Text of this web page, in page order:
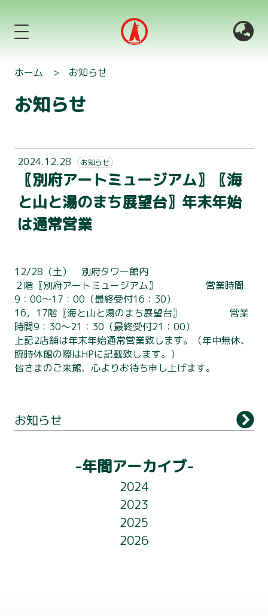
利用案内
観 光
アクセス
ライトアップ
ホーム > お知らせ
お知らせ
2024.12.28 お知らせ
〖別府アートミュージアム〗〖海
と山と湯のまち展望台〗年末年始
は通常営業
12/28（土） 別府タワー館内
２階〖別府アートミュージアム〗 営業時間
9：00～17：00（最終受付16：30）
16，17階〖海と山と湯のまち展望台〗 営業
時間9：30～21：30（最終受付21：00）
上記2店舗は年末年始通常営業致します。（年中無休、
臨時休館の際はHPに記載致します。）
皆さまのご来館、心よりお待ち申し上げます。
お知らせ
-年間アーカイブ-
2024
2023
2025
2026